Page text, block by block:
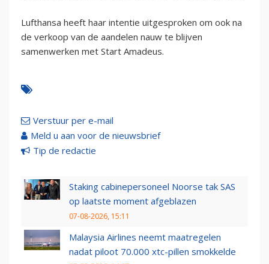
Lufthansa heeft haar intentie uitgesproken om ook na
de verkoop van de aandelen nauw te blijven
samenwerken met Start Amadeus.
Verstuur per e-mail
Meld u aan voor de nieuwsbrief
Tip de redactie
Staking cabinepersoneel Noorse tak SAS
op laatste moment afgeblazen
07-08-2026, 15:11
Malaysia Airlines neemt maatregelen
nadat piloot 70.000 xtc-pillen smokkelde